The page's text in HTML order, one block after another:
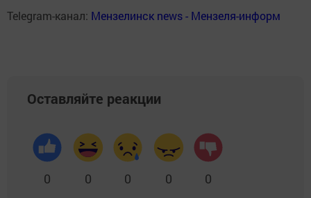
Telegram-канал: Мензелинск news - Мензеля-информ
Оставляйте реакции
0 0 0 0 0